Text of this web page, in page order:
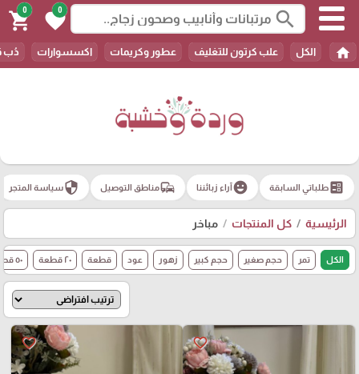
search
0
favorite
0
shopping_cart
home الكل علب كرتون للتغليف عطور وكريمات اكسسوارات دُب
ballotطلباتي السابقة emoji_emotionsآراء زبائننا commuteمناطق التوصيل securityسياسة المتجر
الرئيسية كل المنتجات مباخر
الكل تمر حجم صغير حجم كبير زهور عود قطعة ٢٠ قطعة ٥٠ قطعة
favorite_border
favorite_border